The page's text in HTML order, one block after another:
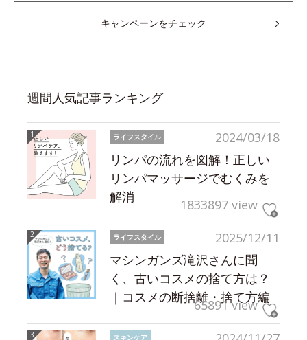
キャンペーンをチェック
週間人気記事ランキング
2024/03/18
ライフスタイル
リンパの流れを図解！正しい
リンパマッサージでむくみを
解消
1833897 view
2025/12/11
ライフスタイル
マシンガンズ滝沢さんに聞
く、古いコスメの捨て方は？
｜コスメの断捨離・捨て方編
65891 view
スキンケア